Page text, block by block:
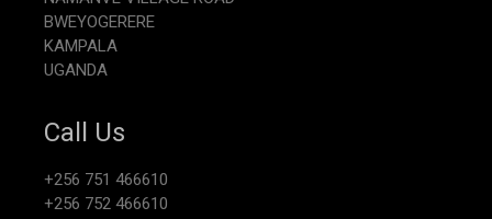
BWEYOGERERE
KAMPALA
UGANDA
Call Us
+256 751 466610
+256 752 466610